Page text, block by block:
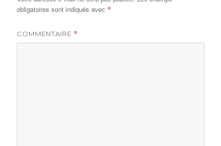
obligatoires sont indiqués avec *
COMMENTAIRE *